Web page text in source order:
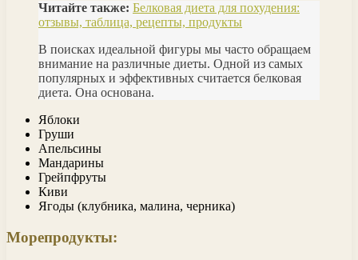
Читайте также: Белковая диета для похудения:
отзывы, таблица, рецепты, продукты
В поисках идеальной фигуры мы часто обращаем
внимание на различные диеты. Одной из самых
популярных и эффективных считается белковая
диета. Она основана.
Яблоки
Груши
Апельсины
Мандарины
Грейпфруты
Киви
Ягоды (клубника, малина, черника)
Морепродукты: